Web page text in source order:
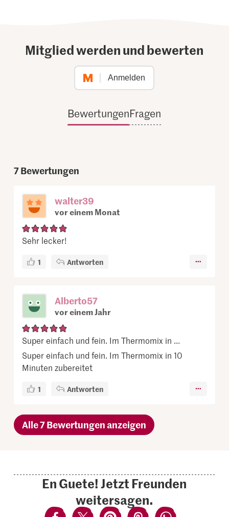
Mitglied werden und bewerten
Anmelden
BewertungenFragen
7Bewertungen
walter39
vor einem Monat
Sehr lecker!
1 Antworten
Alberto57
vor einem Jahr
Super einfach und fein. Im Thermomix in ...
Super einfach und fein. Im Thermomix in 10
Minuten zubereitet
1 Antworten
Alle 7 Bewertungen anzeigen
En Guete! Jetzt Freunden
weitersagen.